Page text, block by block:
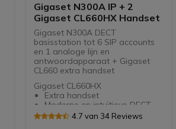
Gigaset N300A IP + 2
Gigaset CL660HX Handset
Gigaset N300A DECT
basisstation tot 6 SIP accounts
en 1 analoge lijn en
antwoordapparaat + Gigaset
CL660 extra handset
Gigaset CL660HX
Extra handset
Moderne en intuïtieve DECT-
telefoon met basis op afstand
4.7 van 34 Reviews